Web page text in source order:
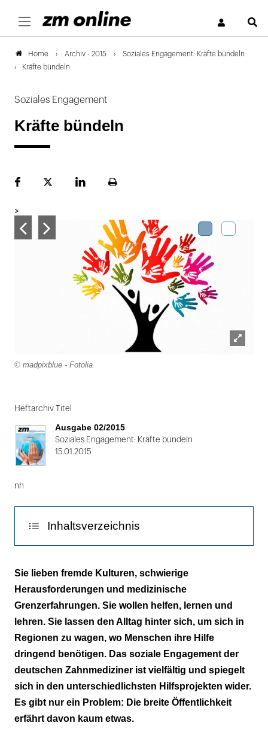
Home Archiv - 2015
Soziales Engagement: Kräfte bündeln
Kräfte bündeln
Soziales Engagement
Kräfte bündeln
FacebookPlattformLinekdInSeite
>
© madpixblue - Fotolia
1
von
2
Heftarchiv Titel
Ausgabe 02/2015
Soziales Engagement: Kräfte bündeln
15.01.2015
nh
Inhaltsverzeichnis
Zu wenig öffentliche Wirkung
Mehr Vernetzung gefordert
So unterstützt die Bundesregierung
Zahnis im Ausland
Hilfe vor der eigenen Haustür leisten
Sie lieben fremde Kulturen, schwierige
Herausforderungen und medizinische
Grenzerfahrungen. Sie wollen helfen, lernen und
lehren. Sie lassen den Alltag hinter sich, um sich in
Regionen zu wagen, wo Menschen ihre Hilfe
dringend benötigen. Das soziale Engagement der
deutschen Zahnmediziner ist vielfältig und spiegelt
sich in den unterschiedlichsten Hilfsprojekten wider.
Es gibt nur ein Problem: Die breite Öffentlichkeit
erfährt davon kaum etwas.